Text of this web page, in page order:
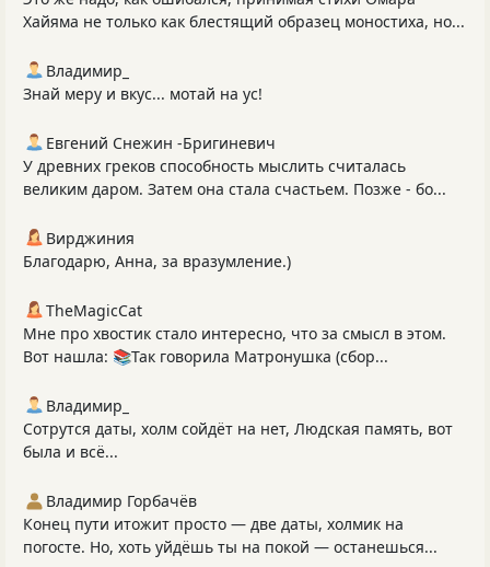
Хайяма не только как блестящий образец моностиха, но...
Владимир_
Знай меру и вкус... мотай на ус!
Евгений Снежин -Бригиневич
У древних греков способность мыслить считалась
великим даром. Затем она стала счастьем. Позже - бо...
Вирджиния
Благодарю, Анна, за вразумление.)
TheMagicCat
Мне про хвостик стало интересно, что за смысл в этом.
Вот нашла: 📚Так говорила Матронушка (сбор...
Владимир_
Сотрутся даты, холм сойдёт на нет, Людская память, вот
была и всё...
Владимир Горбачёв
Конец пути итожит просто — две даты, холмик на
погосте. Но, хоть уйдёшь ты на покой — останешься...